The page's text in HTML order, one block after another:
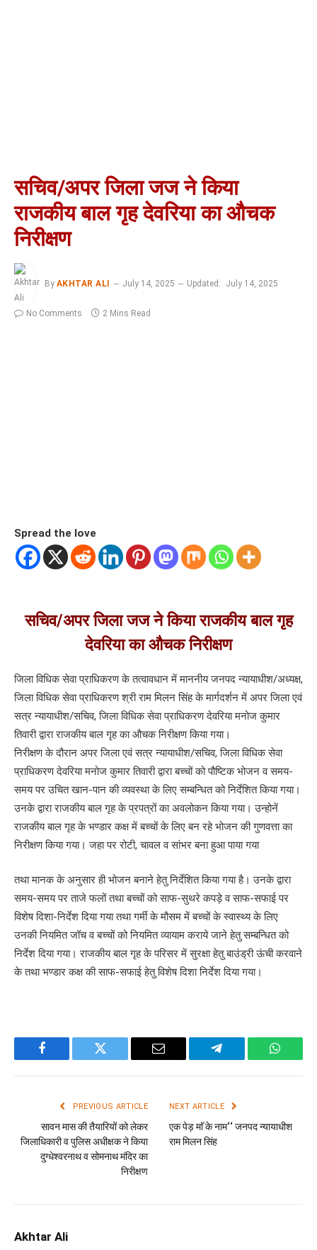
सचिव/अपर जिला जज ने किया
राजकीय बाल गृह देवरिया का औचक
निरीक्षण
By AKHTAR ALI July 14, 2025 Updated: July 14, 2025
No Comments 2 Mins Read
Spread the love
सचिव/अपर जिला जज ने किया राजकीय बाल गृह
देवरिया का औचक निरीक्षण
जिला विधिक सेवा प्राधिकरण के तत्वावधान में माननीय जनपद न्यायाधीश/अध्यक्ष,
जिला विधिक सेवा प्राधिकरण श्री राम मिलन सिंह के मार्गदर्शन में अपर जिला एवं
सत्र न्यायाधीश/सचिव, जिला विधिक सेवा प्राधिकरण देवरिया मनोज कुमार
तिवारी द्वारा राजकीय बाल गृह का औचक निरीक्षण किया गया।
निरीक्षण के दौरान अपर जिला एवं सत्र न्यायाधीश/सचिव, जिला विधिक सेवा
प्राधिकरण देवरिया मनोज कुमार तिवारी द्वारा बच्चों को पौष्टिक भोजन व समय-
समय पर उचित खान-पान की व्यवस्था के लिए सम्बन्धित को निर्देशित किया गया।
उनके द्वारा राजकीय बाल गृह के प्रपत्रों का अवलोकन किया गया। उन्होनें
राजकीय बाल गृह के भण्डार कक्ष में बच्चों के लिए बन रहे भोजन की गुणवत्ता का
निरीक्षण किया गया। जहा पर रोटी, चावल व सांभर बना हुआ पाया गया
तथा मानक के अनुसार ही भोजन बनाने हेतु निर्देशित किया गया है। उनके द्वारा
समय-समय पर ताजे फलों तथा बच्चों को साफ-सुथरे कपड़े व साफ-सफाई पर
विशेष दिशा-निर्देश दिया गया तथा गर्मी के मौसम में बच्चों के स्वास्थ्य के लिए
उनकी नियमित जॉच व बच्चों को नियमित व्यायाम कराये जाने हेतु सम्बन्धित को
निर्देश दिया गया। राजकीय बाल गृह के परिसर में सुरक्षा हेतु बाउंड्री ऊंची करवाने
के तथा भण्डार कक्ष की साफ-सफाई हेतु विशेष दिशा निर्देश दिया गया।
Facebook Twitter Email Telegram
PREVIOUS ARTICLE
सावन मास की तैयारियों को लेकर
जिलाधिकारी व पुलिस अधीक्षक ने किया
दुग्धेश्वरनाथ व सोमनाथ मंदिर का
निरीक्षण
NEXT ARTICLE
एक पेड़ माॅ के नाम‘‘ जनपद न्यायाधीश
राम मिलन सिंह
Akhtar Ali